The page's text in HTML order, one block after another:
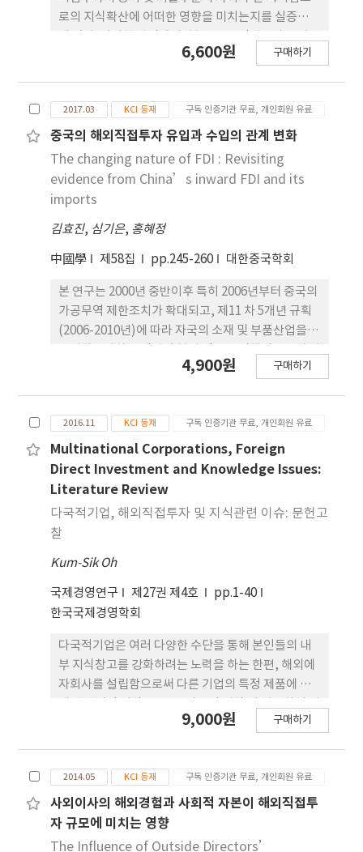
가 투자대상국을 연상하게 될수록 후속투자 가능성이
높아지며, 넷째, 다국적기업 현지 자회사의 관계사간
거래가 적을수록 후속투자 가능성이 높은 것으로 나
에 적극적인 것으로 분석되었다.
로의 지식확산에 어떠한 영향을 미치는지를 실증하는
상이한 두 가지 유형(시장지향형 및 수출지향형 직접
를 통해 본 연구는 예 상했던 두 가지 사안이 모두 지
식확산에 중요하게 작용함을 발견할 수 있었다. 동 실
증결과를 근간 으로, 본 연구는 실용적인 경영 및 정책
시사점을 제공하고 있다.
6,600원 구매하기
2017.03 KCI 등재 구독 인증기관 무료, 개인회원 유료
중국의 해외직접투자 유입과 수입의 관계 변화
The changing nature of FDI : Revisiting
evidence from China’s inward FDI and its
imports
김효진, 심기은, 홍혜정
中國學 제58집 pp.245-260 대한중국학회
본 연구는 2000년 중반이후 특히 2006년부터 중국의
가공무역 제한조치가 확대되고, 제11 차 5개년 규획
(2006-2010년)에 따라 자국의 소재 및 부품산업을
존의 해외직접투자유입과 수입 간의 관계가 계속해서
까지 와 2006-2014년까지로 나누어 분석하였고, 보
다 엄밀한 분석을 위해서 수입을 중간재 수입, 최종재
수입, 총 수입으로 세분화하여 분석하였다. 먼저
1993-2005년 기간 동안의 분석결과 중국의 해외직접
투자유입의 증가는 중간재 수입과 총 수입을 증가시
켰다. 하지만 2006-2014 년 기간 동안의 분석결과 중
을 감소시켰 다. 이러한 결과는 이전 기간의 분석결과
와 완전히 상반된 것으로 2006년부터 강화된 일련의
정책들로 인해 해외직접투자유입의 증가와 동반되던
중간재 수입의 증가가 더 이상 통용되지 않는다는 것
을 의미한다.
4,900원 구매하기
2016.11 KCI 등재 구독 인증기관 무료, 개인회원 유료
Multinational Corporations, Foreign
Direct Investment and Knowledge Issues:
Literature Review
다국적기업, 해외직접투자 및 지식관련 이슈: 문헌고
찰
Kum-Sik Oh
국제경영연구 제27권 제4호
pp.1-40
한국국제경영학회
다국적기업은 여러 다양한 수단을 통해 본인들의 내
부 지식창고를 강화하려는 노력을 하는 한편, 해외에
자회사를 설립함으로써 다른 기업의 특정 제품에 내
를 학습하려는 경향을 보이곤 한다. 특히 다국적기업
업 자신의 경쟁우위를 고 양시킬 수 있는 주요한 선결
조건으로 고려되곤 한다. 전통적인 지식흐름 (본사로
부터 자회사로의 지식이전) 및 자회사로부터의 시장
정보 습득(역지식이전)은 어렵고 때론 복잡한 과정으
9,000원 구매하기
2014.05 KCI 등재 구독 인증기관 무료, 개인회원 유료
사외이사의 해외경험과 사회적 자본이 해외직접투
자 규모에 미치는 영향
The Influence of Outside Directors’